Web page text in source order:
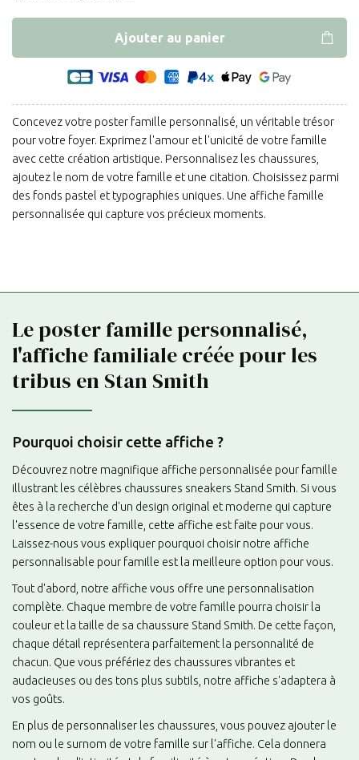
Ajouter au panier
Concevez votre poster famille personnalisé, un véritable trésor
pour votre foyer. Exprimez l'amour et l'unicité de votre famille
avec cette création artistique. Personnalisez les chaussures,
ajoutez le nom de votre famille et une citation. Choisissez parmi
des fonds pastel et typographies uniques. Une affiche famille
personnalisée qui capture vos précieux moments.
Le poster famille personnalisé,
l'affiche familiale créée pour les
tribus en Stan Smith
Pourquoi choisir cette affiche ?
Découvrez notre magnifique affiche personnalisée pour famille
illustrant les célèbres chaussures sneakers Stand Smith. Si vous
êtes à la recherche d'un design original et moderne qui capture
l'essence de votre famille, cette affiche est faite pour vous.
Laissez-nous vous expliquer pourquoi choisir notre affiche
personnalisable pour famille est la meilleure option pour vous.
Tout d'abord, notre affiche vous offre une personnalisation
complète. Chaque membre de votre famille pourra choisir la
couleur et la taille de sa chaussure Stand Smith. De cette façon,
chaque détail représentera parfaitement la personnalité de
chacun. Que vous préfériez des chaussures vibrantes et
audacieuses ou des tons plus subtils, notre affiche s'adaptera à
vos goûts.
En plus de personnaliser les chaussures, vous pouvez ajouter le
nom ou le surnom de votre famille sur l'affiche. Cela donnera